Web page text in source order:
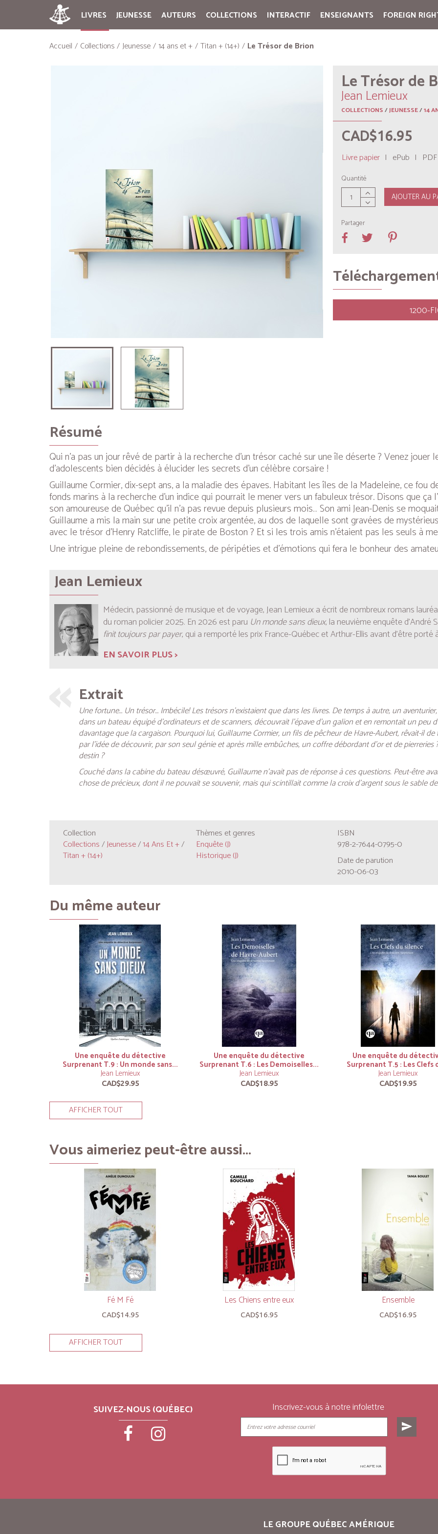
LIVRES JEUNESSE AUTEURS COLLECTIONS INTERACTIF ENSEIGNANTS FOREIGN
Accueil Collections Jeunesse 14 ans et + Titan + (14+) Le Trésor de Brion
Le Trésor de
Jean Lemieux
COLLECTIONS/JEUNESSE/14
CAD$16.95
Livre papier | ePub | PDF
Quantité
AJOUTER AU
Partager
1200-
Résumé
Qui n’a pas un jour rêvé de partir à la recherche d’un trésor caché sur une île déserte ? Venez jouer
d’adolescents bien décidés à élucider les secrets d’un célèbre corsaire !
Guillaume Cormier, dix-sept ans, a la maladie des épaves. Habitant les îles de la Madeleine, ce fou
fonds marins à la recherche d’un indice qui pourrait le mener vers un fabuleux trésor. Disons que ça
son amoureuse de Québec qu’il n’a pas revue depuis plusieurs mois… Son ami Jean-Denis se
Guillaume a mis la main sur une petite croix argentée, au dos de laquelle sont gravées de
avec le trésor d’Henry Ratcliffe, le pirate de Boston ? Et si les trois amis n’étaient pas les seuls à
Une intrigue pleine de rebondissements, de péripéties et d’émotions qui fera le bonheur des
Jean Lemieux
Médecin, passionné de musique et de voyage, Jean Lemieux a écrit de nombreux romans
du roman policier 2025. En 2026 est paru Un monde sans dieux, la neuvième enquête
finit toujours par payer, qui a remporté les prix France-Québec et Arthur-Ellis avant d’être porté à
EN SAVOIR PLUS >
Extrait
Une fortune… Un trésor… Imbécile! Les trésors n’existaient que dans les livres. De temps à autre, un
dans un bateau équipé d’ordinateurs et de scanners, découvrait l’épave d’un galion et en remontait un peu
davantage que la cargaison. Pourquoi lui, Guillaume Cormier, un fils de pêcheur de Havre-Aubert, rêvait-il
par l’idée de découvrir, par son seul génie et après mille embûches, un coffre débordant d’or et de
destin ?
Couché dans la cabine du bateau désœuvré, Guillaume n’avait pas de réponse à ces questions. Peut-être
chose de précieux, dont il ne pouvait se souvenir, mais qui scintillait comme la croix d’argent sous le sable
Collection
Collections/Jeunesse/14 Ans Et +/
Titan + (14+)
Thèmes et genres
Enquête (J)
Historique (J)
ISBN
978-2-7644-0795-0
Date de parution
2010-06-03
Du même auteur
Une enquête du détective
Surprenant T.9 : Un monde sans...
Jean Lemieux
CAD$29.95
Une enquête du détective
Surprenant T.6 : Les Demoiselles...
Jean Lemieux
CAD$18.95
Une enquête du
Surprenant T.5 : Les Clefs
Jean Lemieux
CAD$19.95
AFFICHER TOUT
Vous aimeriez peut-être aussi...
Fé M Fé
CAD$14.95
Les Chiens entre eux
CAD$16.95
Ensemble
CAD$16.95
AFFICHER TOUT
SUIVEZ-NOUS (QUÉBEC) Inscrivez-vous à notre infolettre
send
LE GROUPE QUÉBEC AMÉRIQUE